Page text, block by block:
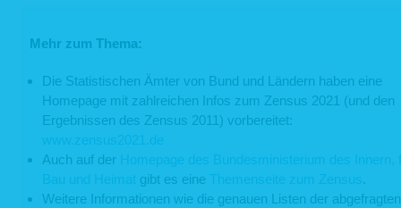
Mehr zum Thema:
Die Statistischen Ämter von Bund und Ländern haben eine
Homepage mit zahlreichen Infos zum Zensus 2021 (und den
Ergebnissen des Zensus 2011) vorbereitet:
www.zensus2021.de
Auch auf der Homepage des Bundesministerium des Innern,
Bau und Heimatgibt es eine Themenseite zum Zensus.
Weitere Informationen wie die genauen Listen der abgefragten